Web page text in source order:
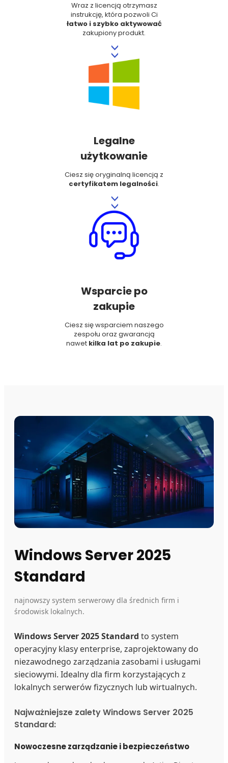
Wraz z licencją otrzymasz
instrukcję, która pozwoli Ci
łatwo i szybko aktywować
zakupiony produkt.
>>
Legalne
użytkowanie
Ciesz się oryginalną licencją z
certyfikatem legalności.
>>
Wsparcie po
zakupie
Ciesz się wsparciem naszego
zespołu oraz gwarancją
nawet kilka lat po zakupie.
Windows Server 2025
Standard
najnowszy system serwerowy dla średnich firm i
środowisk lokalnych.
Windows Server 2025 Standard to system
operacyjny klasy enterprise, zaprojektowany do
niezawodnego zarządzania zasobami i usługami
sieciowymi. Idealny dla firm korzystających z
lokalnych serwerów fizycznych lub wirtualnych.
Najważniejsze zalety Windows Server 2025
Standard:
Nowoczesne zarządzanie i bezpieczeństwo